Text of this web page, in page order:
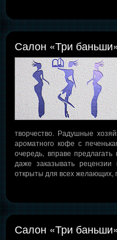
Салон «Три
творчество. Радушные
ароматного кофе с
очередь, вправе
даже заказывать
открыты для всех желающих,
Салон «Три